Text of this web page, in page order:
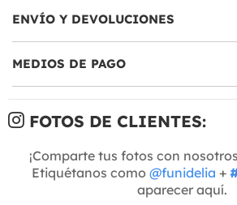
ENVÍO Y DEVOLUCIONES
MEDIOS DE PAGO
FOTOS DE CLIENTES:
¡Comparte tus fotos con
Etiquétanos como @funidelia +
aparecer aquí.